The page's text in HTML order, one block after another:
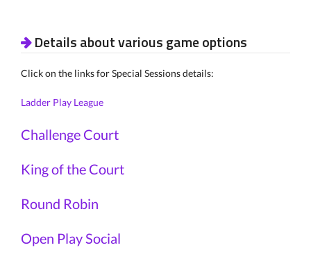
Details about various game options
Click on the links for Special Sessions details:
Ladder Play League
Challenge Court
King of the Court
Round Robin
Open Play Social